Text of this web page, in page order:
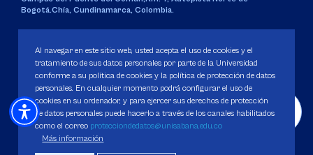
Bogotá.Chía, Cundinamarca, Colombia.
Personería Jurídica:Resolución 130 del 14 de enero de 1980.
Ministerio de Educación Nacional.
Política de Protección de datos
Al navegar en este sitio web, usted acepta el uso de cookies y el
tratamiento de sus datos personales por parte de la Universidad
conforme a su política de cookies y la política de protección de datos
personales. En cualquier momento podrá configurar el uso de
cookies en su ordenador, y para ejercer sus derechos de protección
de datos personales puede hacerlo a través de los canales habilitados
como el correo protecciondedatos@unisabana.edu.co
Más información